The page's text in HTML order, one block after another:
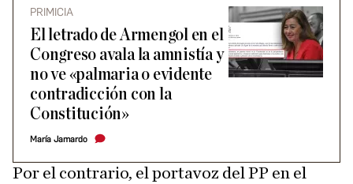
PRIMICIA
El letrado de Armengol en el
Congreso avala la amnistía y
no ve «palmaria o evidente
contradicción con la
Constitución»
María Jamardo
Por el contrario, el portavoz del PP en el